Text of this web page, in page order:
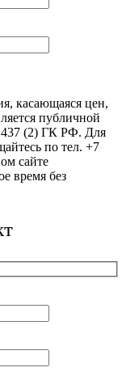
касающаяся цен,
публичной
437 (2) ГК РФ. Для
по тел. +7
сайте
время без